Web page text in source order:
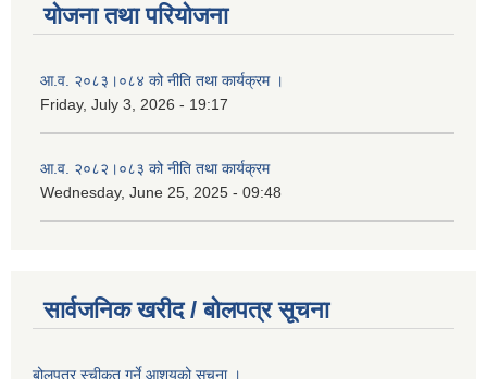
योजना तथा परियोजना
आ.व. २०८३।०८४ को नीति तथा कार्यक्रम ।
Friday, July 3, 2026 - 19:17
आ.व. २०८२।०८३ को नीति तथा कार्यक्रम
Wednesday, June 25, 2025 - 09:48
सार्वजनिक खरीद / बोलपत्र सूचना
बोलपत्र स्चीकृत गर्ने आशयको सूचना ।